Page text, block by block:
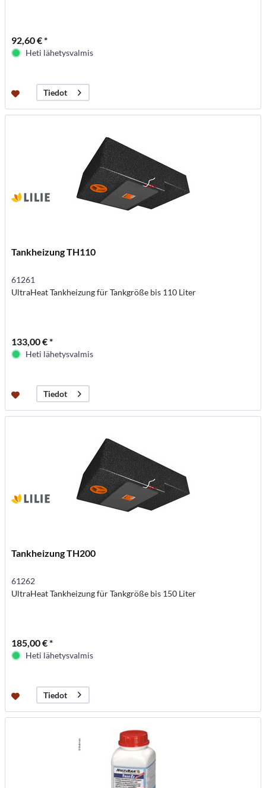
92,60 € *
Heti lähetysvalmis
Tiedot
Tankheizung TH110
61261
UltraHeat Tankheizung für Tankgröße bis 110 Liter
133,00 € *
Heti lähetysvalmis
Tiedot
Tankheizung TH200
61262
UltraHeat Tankheizung für Tankgröße bis 150 Liter
185,00 € *
Heti lähetysvalmis
Tiedot